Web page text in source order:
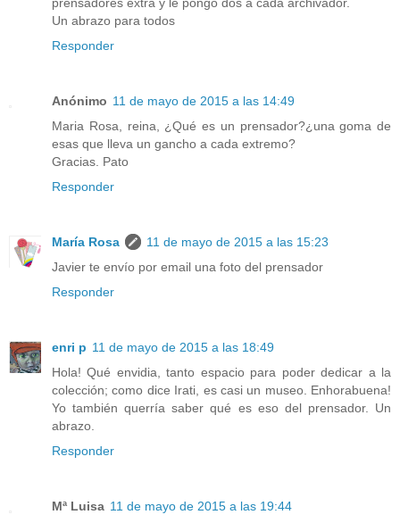
prensadores extra y le pongo dos a cada archivador.
Un abrazo para todos
Responder
Anónimo 11 de mayo de 2015 a las 14:49
Maria Rosa, reina, ¿Qué es un prensador?¿una goma de
esas que lleva un gancho a cada extremo?
Gracias. Pato
Responder
María Rosa
11 de mayo de 2015 a las 15:23
Javier te envío por email una foto del prensador
Responder
enri p 11 de mayo de 2015 a las 18:49
Hola! Qué envidia, tanto espacio para poder dedicar a la
colección; como dice Irati, es casi un museo. Enhorabuena!
Yo también querría saber qué es eso del prensador. Un
abrazo.
Responder
Mª Luisa 11 de mayo de 2015 a las 19:44